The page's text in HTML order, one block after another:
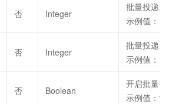
否 Integer
批量投递
示例值：1
否 Integer
批量投递
示例值：1
否 Boolean
开启批量
示例值：